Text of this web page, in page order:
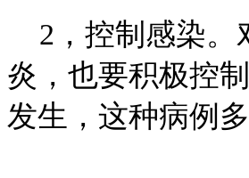
2，控制感染。
炎，也要积极控
发生，这种病例